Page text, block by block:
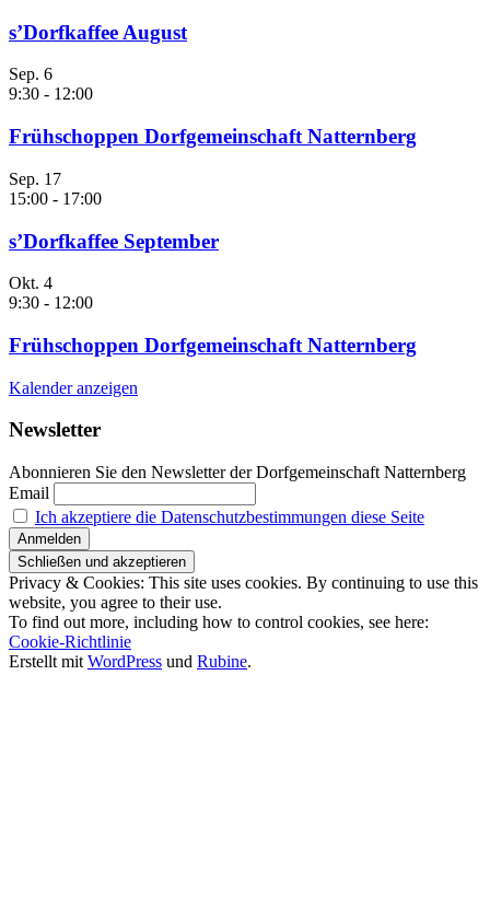
s’Dorfkaffee August
Sep. 6
9:30 - 12:00
Frühschoppen Dorfgemeinschaft Natternberg
Sep. 17
15:00 - 17:00
s’Dorfkaffee September
Okt. 4
9:30 - 12:00
Frühschoppen Dorfgemeinschaft Natternberg
Kalender anzeigen
Newsletter
Abonnieren Sie den Newsletter der Dorfgemeinschaft Natternberg
Email
Ich akzeptiere die Datenschutzbestimmungen diese Seite
Privacy & Cookies: This site uses cookies. By continuing to use this
website, you agree to their use.
To find out more, including how to control cookies, see here:
Cookie-Richtlinie
Erstellt mit WordPress und Rubine.